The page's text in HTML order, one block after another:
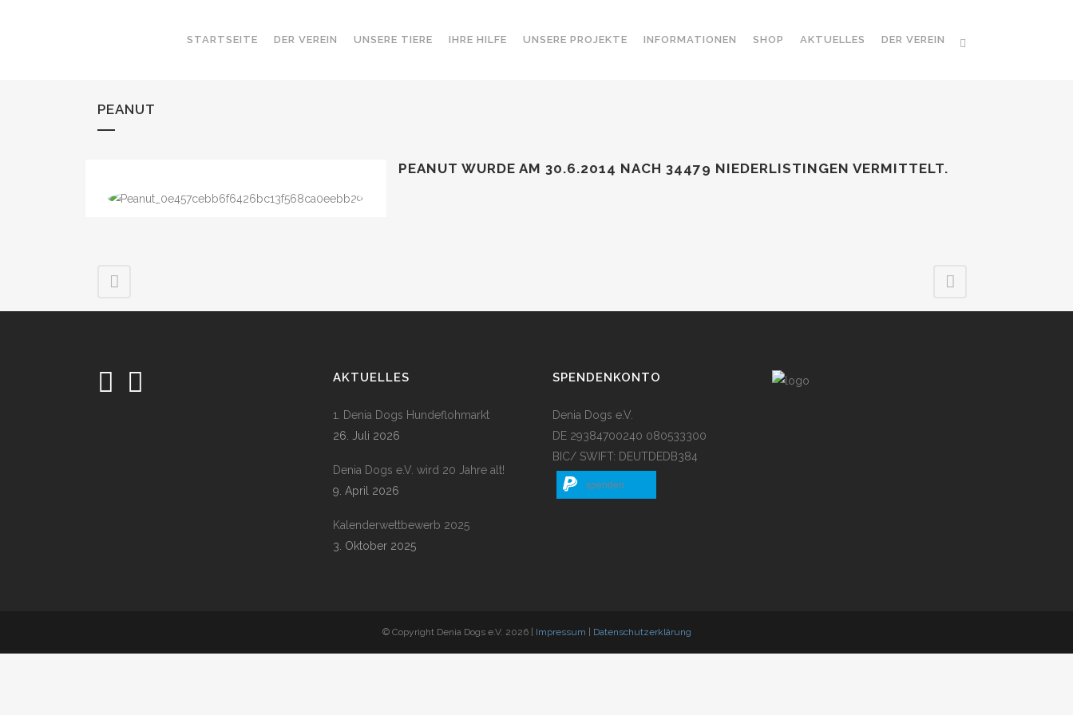
STARTSEITE DER VEREIN UNSERE TIERE IHRE HILFE UNSERE PROJEKTE INFORMATIONEN SHOP AKTUELLES DER VEREIN
PEANUT
PEANUT WURDE AM 30.6.2014 NACH 34479 NIEDERLISTINGEN VERMITTELT.
AKTUELLES
1. Denia Dogs Hundeflohmarkt
26. Juli 2026
Denia Dogs e.V. wird 20 Jahre alt!
9. April 2026
Kalenderwettbewerb 2025
3. Oktober 2025
SPENDENKONTO
Denia Dogs e.V.
DE 29384700240 080533300
BIC/ SWIFT: DEUTDEDB384
spenden
© Copyright Denia Dogs e.V. 2026 | Impressum Datenschutzerklärung